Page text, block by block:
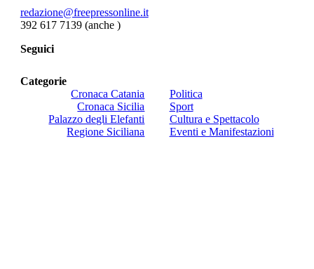
redazione@freepressonline.it
392 617 7139 (anche )
Seguici
Categorie
Cronaca Catania
Cronaca Sicilia
Palazzo degli Elefanti
Regione Siciliana
Politica
Sport
Cultura e Spettacolo
Eventi e Manifestazioni